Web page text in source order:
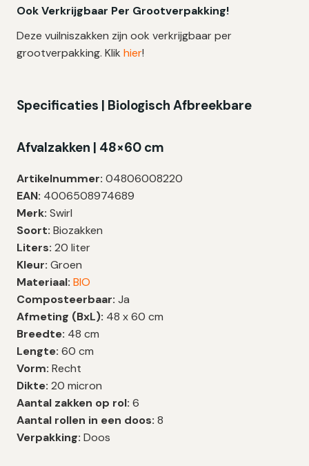
Ook Verkrijgbaar Per Grootverpakking!
Deze vuilniszakken zijn ook verkrijgbaar per
grootverpakking. Klik hier!
Specificaties | Biologisch Afbreekbare
Afvalzakken | 48×60 cm
Artikelnummer: 04806008220
EAN: 4006508974689
Merk: Swirl
Soort: Biozakken
Liters: 20 liter
Kleur: Groen
Materiaal: BIO
Composteerbaar: Ja
Afmeting (BxL): 48 x 60 cm
Breedte: 48 cm
Lengte: 60 cm
Vorm: Recht
Dikte: 20 micron
Aantal zakken op rol: 6
Aantal rollen in een doos: 8
Verpakking: Doos